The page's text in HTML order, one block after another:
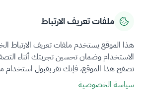
سياسة الخصوصيةشروط الاستخدامخريطة الموقع
جميع الحقوق محفوظة 2026 © ZATCA.GOV.SA
تم تطويره وصيانته بواسطة هيئة الزكاة والضريبة
ملفات تعريف الارتباط
هذا الموقع يستخدم ملفات تعريف الارتباط
الاستخدام وضمان تحسين تجربتك أثناء
تصفح هذا الموقع، فإنك تقر بقبول استخدام
سياسة الخصوصية